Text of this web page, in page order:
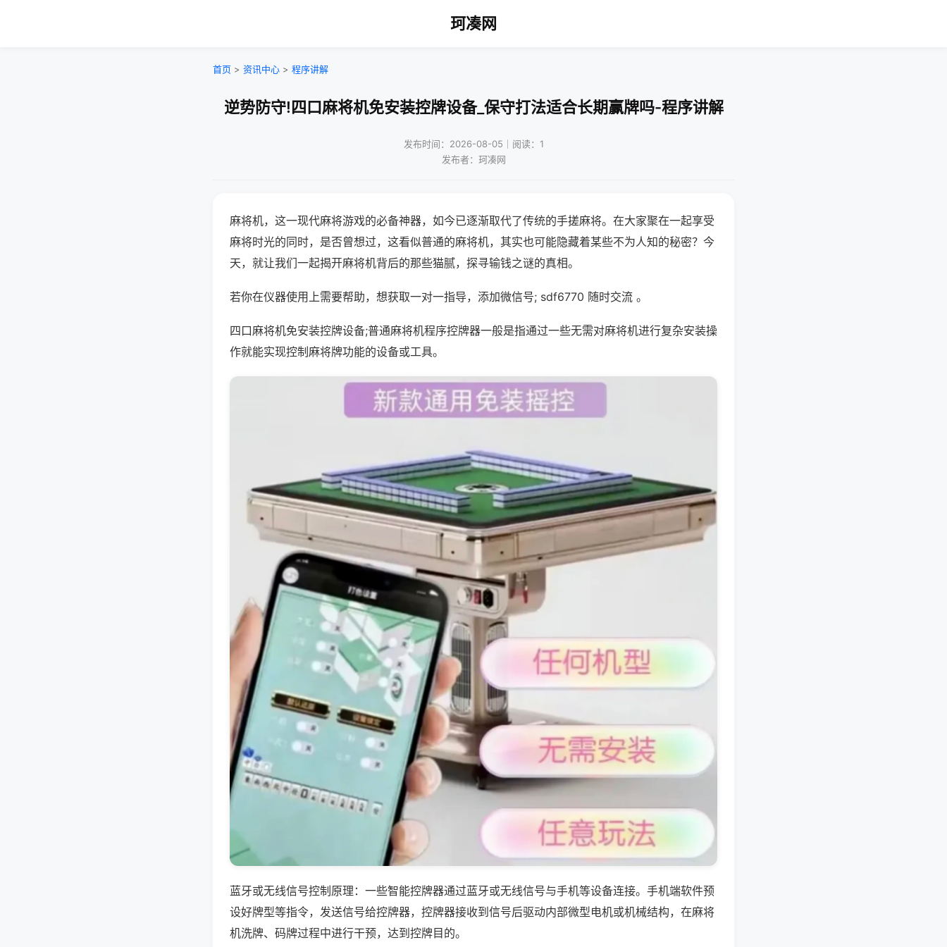
珂凑网
首页 > 资讯中心 > 程序讲解
逆势防守!四口麻将机免安装控牌设备_保守打法适合长期赢牌吗-程序讲解
发布时间：2026-08-05｜阅读：1
发布者：珂凑网
麻将机，这一现代麻将游戏的必备神器，如今已逐渐取代了传统的手搓麻将。在大家聚在一起享受
麻将时光的同时，是否曾想过，这看似普通的麻将机，其实也可能隐藏着某些不为人知的秘密？今
天，就让我们一起揭开麻将机背后的那些猫腻，探寻输钱之谜的真相。
若你在仪器使用上需要帮助，想获取一对一指导，添加微信号; sdf6770 随时交流 。
四口麻将机免安装控牌设备;普通麻将机程序控牌器一般是指通过一些无需对麻将机进行复杂安装操
作就能实现控制麻将牌功能的设备或工具。
蓝牙或无线信号控制原理：一些智能控牌器通过蓝牙或无线信号与手机等设备连接。手机端软件预
设好牌型等指令，发送信号给控牌器，控牌器接收到信号后驱动内部微型电机或机械结构，在麻将
机洗牌、码牌过程中进行干预，达到控牌目的。